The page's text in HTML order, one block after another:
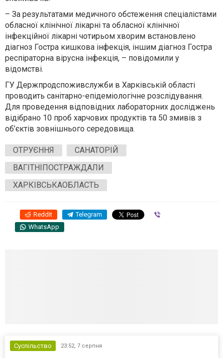
– За результатами медичного обстеження спеціалістами
обласної клінічної лікарні та обласної клінічної
інфекційної лікарні чотирьом хворим встановлено
діагноз Гостра кишкова інфекція, іншим діагноз Гостра
респіраторна вірусна інфекція, – повідомили у
відомстві.
ГУ Держпродспоживслужби в Харківській області
проводить санітарно-епідеміологічне розслідування.
Для проведення відповідних лабораторних досліджень
відібрано 10 проб харчових продуктів та 50 змивів з
об’єктів зовнішнього середовища.
ОТРУЄННЯ
САНАТОРІЙ
ВАГІТНІПОСТРАЖДАЛИ
ХАРКІВСЬКАОБЛАСТЬ
Reddit Telegram
WhatsApp
Суспільство 23:52, 7 серпня